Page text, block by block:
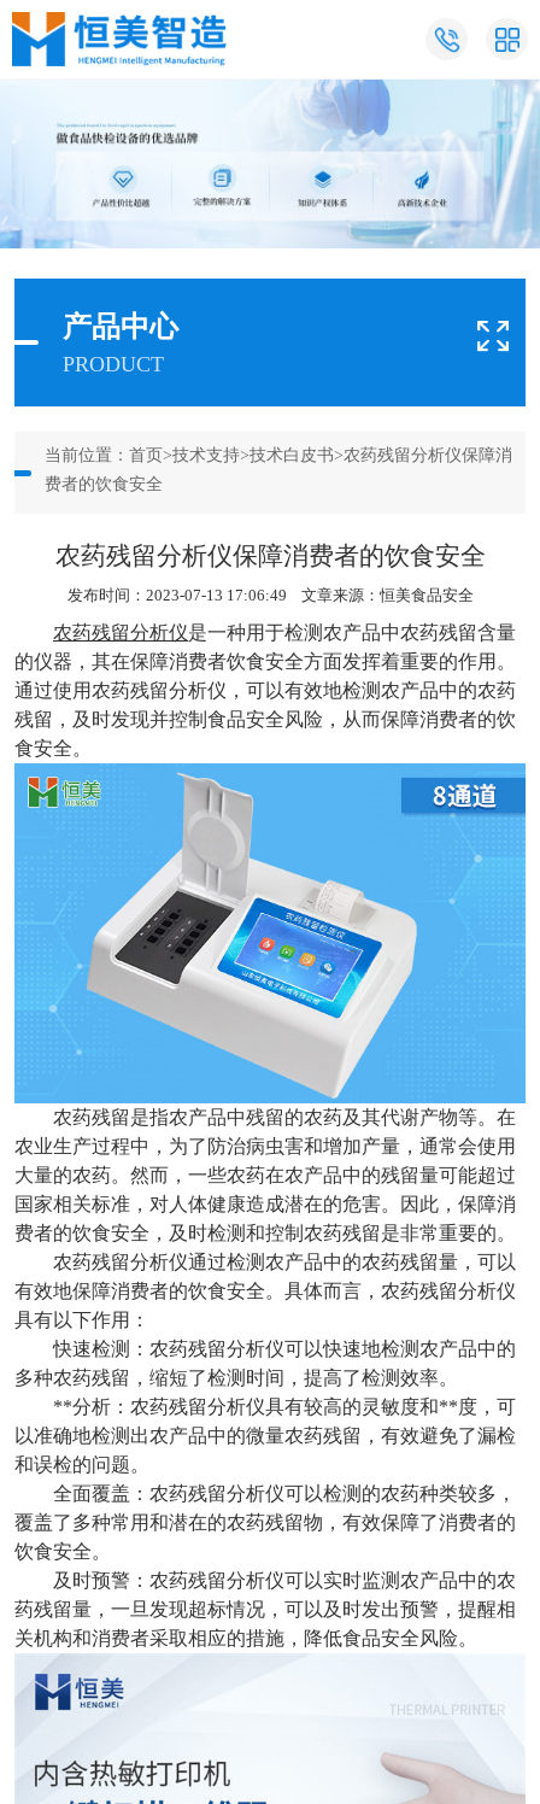
产品中心
PRODUCT
当前位置： 首页 >技术支持>技术白皮书>农药残留分析仪保障消
费者的饮食安全
农药残留分析仪保障消费者的饮食安全
发布时间：2023-07-13 17:06:49 文章来源：恒美食品安全
农药残留分析仪是一种用于检测农产品中农药残留含量
的仪器，其在保障消费者饮食安全方面发挥着重要的作用。
通过使用农药残留分析仪，可以有效地检测农产品中的农药
残留，及时发现并控制食品安全风险，从而保障消费者的饮
食安全。
农药残留是指农产品中残留的农药及其代谢产物等。在
农业生产过程中，为了防治病虫害和增加产量，通常会使用
大量的农药。然而，一些农药在农产品中的残留量可能超过
国家相关标准，对人体健康造成潜在的危害。因此，保障消
费者的饮食安全，及时检测和控制农药残留是非常重要的。
农药残留分析仪通过检测农产品中的农药残留量，可以
有效地保障消费者的饮食安全。具体而言，农药残留分析仪
具有以下作用：
快速检测：农药残留分析仪可以快速地检测农产品中的
多种农药残留，缩短了检测时间，提高了检测效率。
**分析：农药残留分析仪具有较高的灵敏度和**度，可
以准确地检测出农产品中的微量农药残留，有效避免了漏检
和误检的问题。
全面覆盖：农药残留分析仪可以检测的农药种类较多，
覆盖了多种常用和潜在的农药残留物，有效保障了消费者的
饮食安全。
及时预警：农药残留分析仪可以实时监测农产品中的农
药残留量，一旦发现超标情况，可以及时发出预警，提醒相
关机构和消费者采取相应的措施，降低食品安全风险。